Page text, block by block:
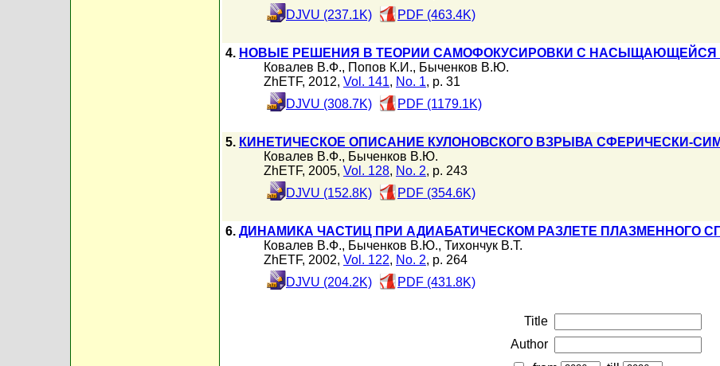
DJVU (237.1K)
PDF (463.4K)
4. НОВЫЕ РЕШЕНИЯ В ТЕОРИИ САМОФОКУСИРОВКИ С
Ковалев В.Ф., Попов К.И., Быченков В.Ю.
ZhETF, 2012, Vol. 141, No. 1, p. 31
DJVU (308.7K)
PDF (1179.1K)
5. КИНЕТИЧЕСКОЕ ОПИСАНИЕ КУЛОНОВСКОГО ВЗРЫВА СФЕРИЧЕСКИ-
Ковалев В.Ф., Быченков В.Ю.
ZhETF, 2005, Vol. 128, No. 2, p. 243
DJVU (152.8K)
PDF (354.6K)
6. ДИНАМИКА ЧАСТИЦ ПРИ АДИАБАТИЧЕСКОМ РАЗЛЕТЕ ПЛАЗМЕННОГО
Ковалев В.Ф., Быченков В.Ю., Тихончук В.Т.
ZhETF, 2002, Vol. 122, No. 2, p. 264
DJVU (204.2K)
PDF (431.8K)
Title
Author